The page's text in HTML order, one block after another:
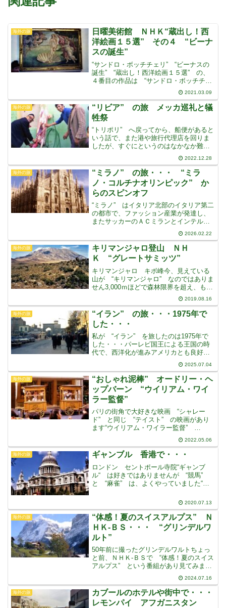
海外の旅
日曜美術館 ＮＨＫ“蔵出し！西
洋絵画１５選” その４ “ビーナ
スの誕生”
“サンドロ・ボッチチェリ” “ビーナスの
誕生” “蔵出し！西洋絵画１５選” の、
４番目の作品は “サンドロ・ボッチチェ
リ” の “ビーナスの誕生” ですやっ
と、よく知られた、誰でも知ってる有名
な絵が出てきました“イタリアルネッサン
ス” の頂
2021.03.09
海外の旅
“リビア” の旅 メッカ巡礼と犠
牲祭
“トリポリ” へ戻ってから、船便があると
いう話で、また港や旅行代理店を回りま
したが、すぐにというのはなかなか難し
く、またそんなに安くもないようでした
また “チュニス” まで戻って、シチリア
島にわたってもいいかな・・・と考えて
いる時、ベンガジ
2022.12.28
海外の旅
“ミラノ” の旅・・・ “ミラ
ノ・コルチナオリンピック” か
らのスピンオフ
“ミラノ” はイタリア北部のイタリア第二
の都市で、ファッション産業が発達し、
またサッカーのＡＣミランとインテル・
ミラノの本拠地で、そのホームスタジア
ムで “ミラノ・コルチナオリンピック”
の開会式が行われましたどうしてもミラ
ノで “冬季オリ
2026.02.22
海外の旅
キリマンジャロ登山 ＮＨ
Ｋ “グレートサミッツ”
キリマンジャロ キボ峰今、見えている
山が “キリマンジャロ” なのではありま
せん3,000ｍほどで森林限界を超え、もう
すでに今立っているここは、4,500ｍほど
の地点で、植生の限界も越え、これから
先は砂礫や岩石の世界になりますここは
２つのピ
2019.08.16
海外の旅
“イラン” の旅・・・1975年で
した・・・
私が “イラン” を旅したのは1975年で
した・・・パーレビ国王による王国の時
代で、西洋化が進みアメリカとも良好な
関係でしたしかしその後、1979年にイス
ラム教が弾圧されたことなどが原因
で “イスラム革命” が起き、ホメイニ師
によるイスラム
2025.07.04
海外の旅
“おしゃれ泥棒” オードリー・ヘ
ップバーン “ウイリアム・ワイ
ラー監督”
パリの街角で大好きな映画 “シャレー
ド” と同じ “テイスト” の映画があり
ます“ウイリアム・ワイラー監督”
の “おしゃれ泥棒” と “アルフレッ
ド・ヒッチコック監督” の “泥棒成
金” です“ウイリアム・ワイラー監督”
は、もちろん “
2022.05.06
海外の旅 ギャンブル 香港で・・・
ロンドン セントポール寺院“ギャンブ
ル“ は好きではありませんが “競馬”
と “麻雀” は、よくやっていました“競
ミュニケーションです・・・私の言葉で
すが・・・ 今は、なくなってしまった
ようですが、
2020.07.13
海外の旅
“体感！夏のスイスアルプス” Ｎ
ＨＫ-ＢＳ・・・ “グリンデルワ
ルト”
50年前に撮ったグリンデルワルトちょっ
と前、ＮＨＫ-ＢＳで “体感！夏のスイス
アルプス” という番組があり見てみまし
た・・・第１回は “天空の花畑とアイガ
ー北壁” 第２回が “巨大氷河と雲上の
駅” でそれぞれ２時間番組でした・・・
この番組は
2024.07.16
海外の旅
カブールのホテルや街中で・・・
レモンパイ アフガニスタン